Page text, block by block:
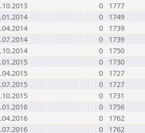
0
1777
0
1749
0
1739
0
1739
0
1750
0
1730
0
1727
0
1727
0
1731
0
1756
0
1762
0
1762